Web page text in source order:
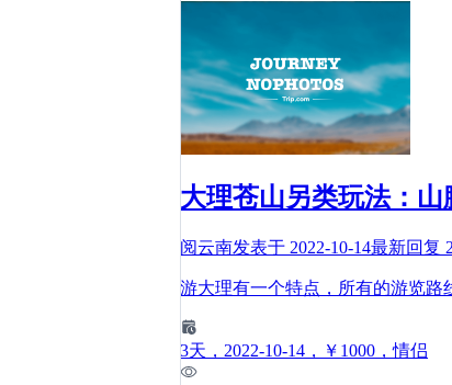
大理苍山另类玩法：
阅云南发表于 2022-10-14最新回复
游大理有一个特点，所有的游览
3天 ，2022-10-14 ，￥1000 ，情侣